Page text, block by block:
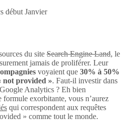
début Janvier
du site Search Engine Land, le
jamais de proliférer. Leur
voyaient que 30% à 50%
not provided ». Faut-il investir dans
Analytics ? Eh bien
formule exorbitante, vous n’aurez
qui correspondent aux requêtes
» comme tout le monde.